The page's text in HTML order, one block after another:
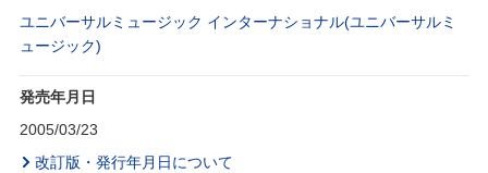
ユニバーサルミュージック インターナショナル(ユニバーサルミ
ュージック)
発売年月日
2005/03/23
改訂版・発行年月日について